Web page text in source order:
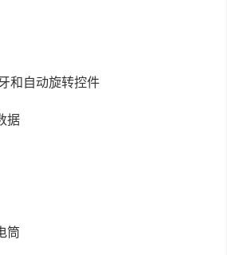
和自动旋转控件
据
筒